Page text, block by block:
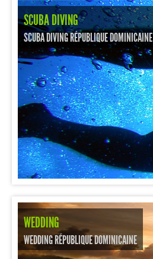
SCUBA DIVING
SCUBA DIVING RÉPUBLIQUE DOMINICAINE
WEDDING
WEDDING RÉPUBLIQUE DOMINICAINE